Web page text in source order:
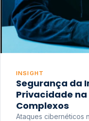
INSIGHT
Segurança da
Privacidade
Complexos
Ataques cibernéticos